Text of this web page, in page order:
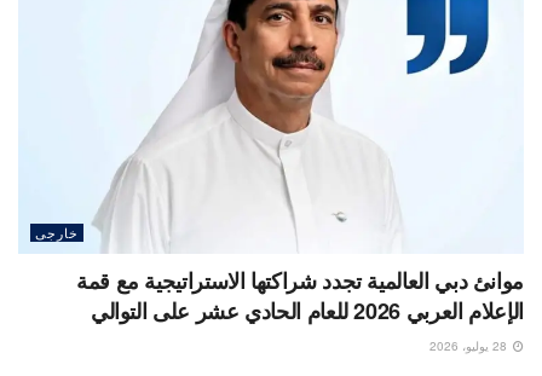
خارجى
موانئ دبي العالمية تجدد شراكتها الاستراتيجية مع قمة
الإعلام العربي 2026 للعام الحادي عشر على التوالي